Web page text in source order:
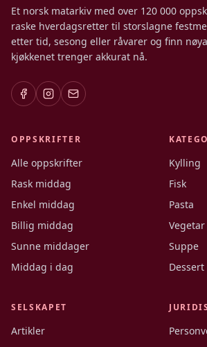
Et norsk matarkiv med over 120 000
raske hverdagsretter til storslagne
etter tid, sesong eller råvarer og finn
kjøkkenet trenger akkurat nå.
OPPSKRIFTER
Alle oppskrifter
Rask middag
Enkel middag
Billig middag
Sunne middager
Middag i dag
Kylling
Fisk
Pasta
Vegetar
Suppe
Dessert
SELSKAPET
Artikler